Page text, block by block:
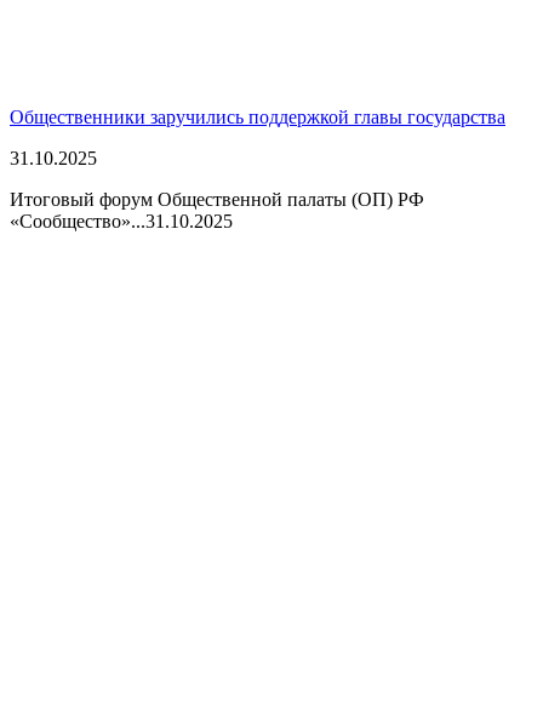
Общественники заручились поддержкой главы государства
31.10.2025
Итоговый форум Общественной палаты (ОП) РФ
«Сообщество»...31.10.2025